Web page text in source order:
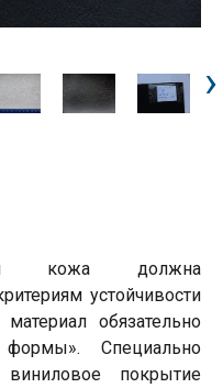
›
кожа должна
устойчивости
обязательно
Специально
покрытие